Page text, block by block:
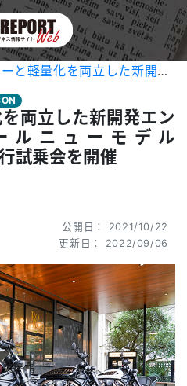
た新開発エンジン搭載。オールニューモデル「Sportster S」先行試乗会を開催
両立した新開発エン
ルニューモデル
試乗会を開催
公開日： 2021/10/22
更新日： 2022/09/06